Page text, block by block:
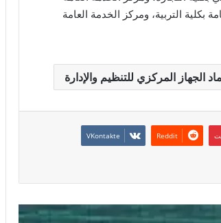
بكلية التربية، ومركز الخدمة العامة
المركزي للتنظيم والإدارة